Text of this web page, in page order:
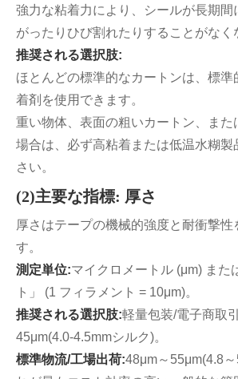
強力な粘着力により、シールが長期間
がったりひび割れたりすることがなく
推奨される選択肢:
ほとんどの標準的なカートンは、標準
着剤を使用できます。
重い物体、表面の粗いカートン、また
場合は、必ず高粘着または低温水糊製
さい。
(2)主要な指標: 厚さ
厚さはテープの機械的強度と耐衝撃性
す。
測定単位:マイクロメートル (μm) また
ト」 (1 フィラメント = 10μm)。
推奨される選択肢:軽量包装/電子商取
45μm(4.0-4.5mmシルク)。
標準物流/工場出荷:48μm～55μm(4.8